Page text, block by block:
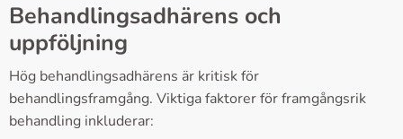
Behandlingsadhärens och
uppföljning
Hög behandlingsadhärens är kritisk för
behandlingsframgång. Viktiga faktorer för framgångsrik
behandling inkluderar: